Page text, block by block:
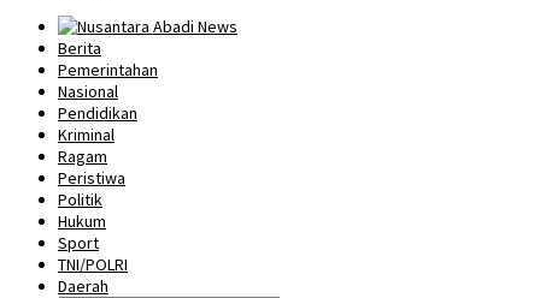
Berita
Pemerintahan
Nasional
Pendidikan
Kriminal
Ragam
Peristiwa
Politik
Hukum
Sport
TNI/POLRI
Daerah